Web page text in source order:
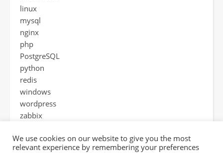
linux
mysql
nginx
php
PostgreSQL
python
redis
windows
wordpress
zabbix
热门分享
We use cookies on our website to give you the most
relevant experience by remembering your preferences